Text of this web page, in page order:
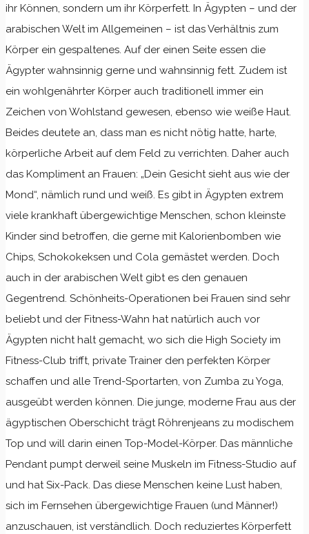
ihr Können, sondern um ihr Körperfett. In Ägypten – und der
arabischen Welt im Allgemeinen – ist das Verhältnis zum
Körper ein gespaltenes. Auf der einen Seite essen die
Ägypter wahnsinnig gerne und wahnsinnig fett. Zudem ist
ein wohlgenährter Körper auch traditionell immer ein
Zeichen von Wohlstand gewesen, ebenso wie weiße Haut.
Beides deutete an, dass man es nicht nötig hatte, harte,
körperliche Arbeit auf dem Feld zu verrichten. Daher auch
das Kompliment an Frauen: „Dein Gesicht sieht aus wie der
Mond“, nämlich rund und weiß. Es gibt in Ägypten extrem
viele krankhaft übergewichtige Menschen, schon kleinste
Kinder sind betroffen, die gerne mit Kalorienbomben wie
Chips, Schokokeksen und Cola gemästet werden. Doch
auch in der arabischen Welt gibt es den genauen
Gegentrend. Schönheits-Operationen bei Frauen sind sehr
beliebt und der Fitness-Wahn hat natürlich auch vor
Ägypten nicht halt gemacht, wo sich die High Society im
Fitness-Club trifft, private Trainer den perfekten Körper
schaffen und alle Trend-Sportarten, von Zumba zu Yoga,
ausgeübt werden können. Die junge, moderne Frau aus der
ägyptischen Oberschicht trägt Röhrenjeans zu modischem
Top und will darin einen Top-Model-Körper. Das männliche
Pendant pumpt derweil seine Muskeln im Fitness-Studio auf
und hat Six-Pack. Das diese Menschen keine Lust haben,
sich im Fernsehen übergewichtige Frauen (und Männer!)
anzuschauen, ist verständlich. Doch reduziertes Körperfett